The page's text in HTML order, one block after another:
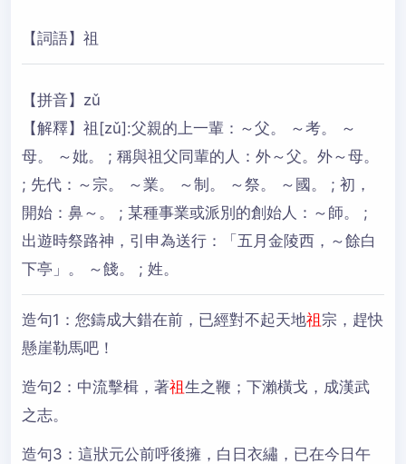
【詞語】祖
【拼音】zǔ
【解釋】祖[zǔ]:父親的上一輩：～父。 ～考。 ～
母。 ～妣。 ; 稱與祖父同輩的人：外～父。外～母。
; 先代：～宗。 ～業。 ～制。 ～祭。 ～國。 ; 初，
開始：鼻～。 ; 某種事業或派別的創始人：～師。 ;
出遊時祭路神，引申為送行：「五月金陵西，～餘白
下亭」。 ～餞。 ; 姓。
造句1： 您鑄成大錯在前，已經對不起天地祖 宗，趕快
懸崖勒馬吧！
造句2： 中流擊楫，著祖生之鞭；下瀨橫戈，成漢武
之志。
造句3： 這狀元公前呼後擁，白日衣繡，已在今日午